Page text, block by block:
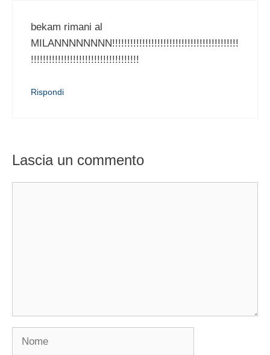
bekam rimani al
MILANNNNNNNN!!!!!!!!!!!!!!!!!!!!!!!!!!!!!!!!!!!!!!!!!!
!!!!!!!!!!!!!!!!!!!!!!!!!!!!!!!!!!!!
Rispondi
Lascia un commento
Nome